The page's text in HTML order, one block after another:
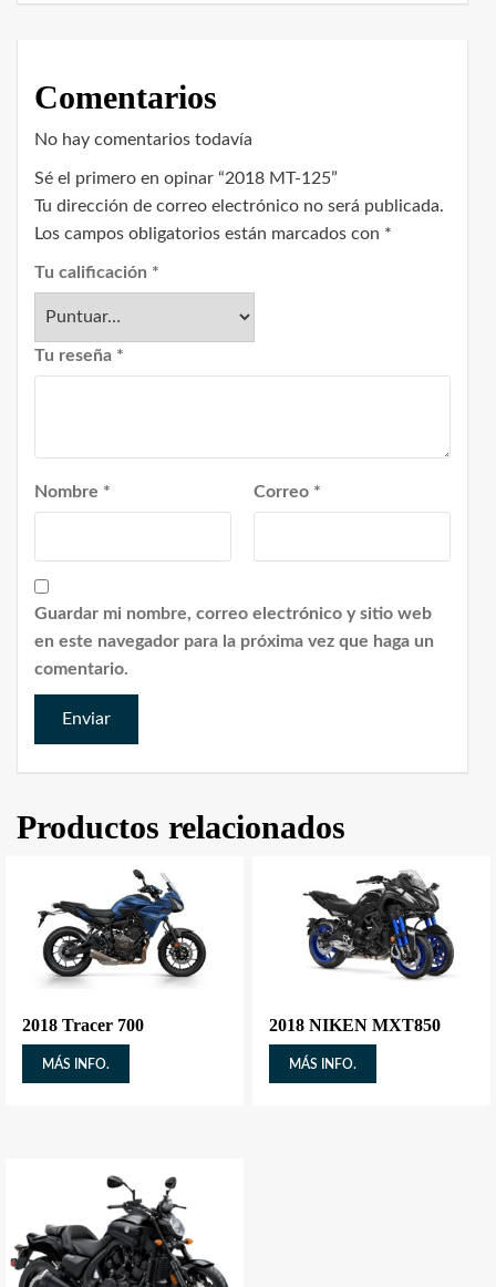
Comentarios
No hay comentarios todavía
Sé el primero en opinar “2018 MT-125”
Tu dirección de correo electrónico no será publicada.
Los campos obligatorios están marcados con *
Tu calificación *
Tu reseña *
Nombre * Correo *
Guardar mi nombre, correo electrónico y sitio web
en este navegador para la próxima vez que haga un
comentario.
Productos relacionados
2018 Tracer 700
MÁS INFO.
2018 NIKEN MXT850
MÁS INFO.